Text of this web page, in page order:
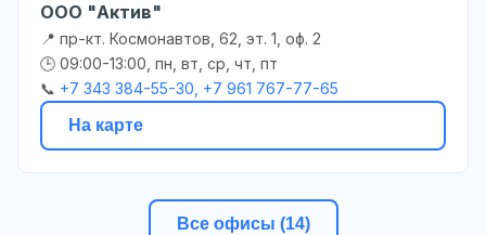
ООО "Актив"
📍 пр-кт. Космонавтов, 62, эт. 1, оф. 2
🕒 09:00-13:00, пн, вт, ср, чт, пт
📞 +7 343 384-55-30, +7 961 767-77-65
На карте
Все офисы (14)